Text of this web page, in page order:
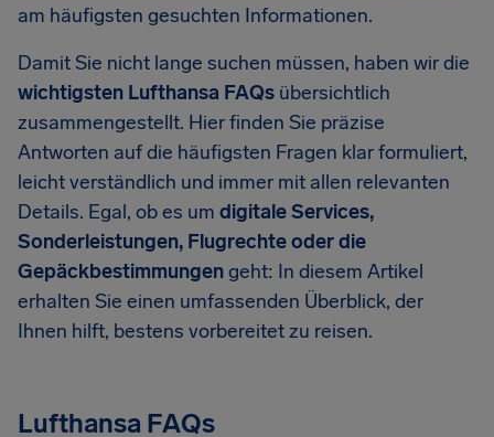
am häufigsten gesuchten Informationen.
Damit Sie nicht lange suchen müssen, haben wir die
wichtigsten Lufthansa FAQs übersichtlich
zusammengestellt. Hier finden Sie präzise
Antworten auf die häufigsten Fragen klar formuliert,
leicht verständlich und immer mit allen relevanten
Details. Egal, ob es um digitale Services,
Sonderleistungen, Flugrechte oder die
Gepäckbestimmungengeht: In diesem Artikel
erhalten Sie einen umfassenden Überblick, der
Ihnen hilft, bestens vorbereitet zu reisen.
Lufthansa FAQs